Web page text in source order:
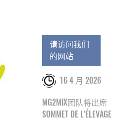
请访问我们
的网站
16 4 月 2026
MG2MIX团队将出席
SOMMET DE L’ÉLEVAGE